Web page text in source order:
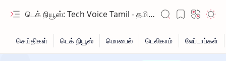
டெக் நியூஸ்: Tech Voice Tamil - தமிழ் டெக் & 2026 AI செய்திகள்.